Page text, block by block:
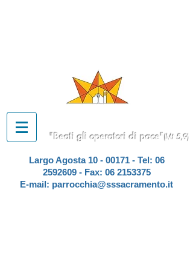
"Beati gli operatori di pace"(Mt 5,9)
Largo Agosta 10 - 00171- Tel: 06
2592609- Fax: 06 2153375
E-mail: parrocchia@sssacramento.it